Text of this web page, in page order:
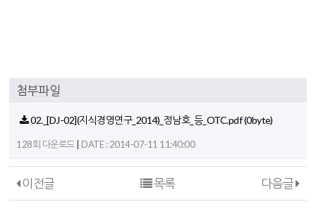
첨부파일
02._[DJ-02](지식경영연구_2014)_정남호_등_OTC.pdf(0byte)
128회 다운로드| DATE : 2014-07-11 11:40:00
이전글 다음글
목록